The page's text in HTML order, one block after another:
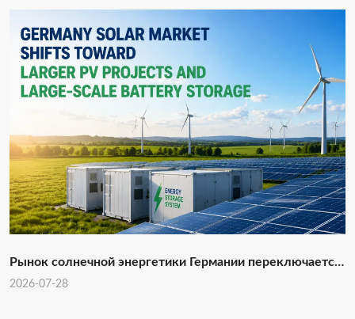
Рынок солнечной энергетики Германии переключается
на проекты ПВ-электростанций масштаба поставщика
2026-07-28